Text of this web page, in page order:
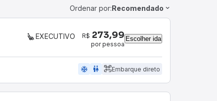
Ordenar por:Recomendado
EXECUTIVO R$ 273,99
por pessoa
Escolher ida
ac_unit wc Embarque direto